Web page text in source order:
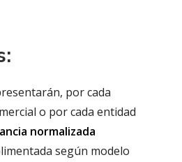
por cada
o por cada entidad
normalizada
según modelo